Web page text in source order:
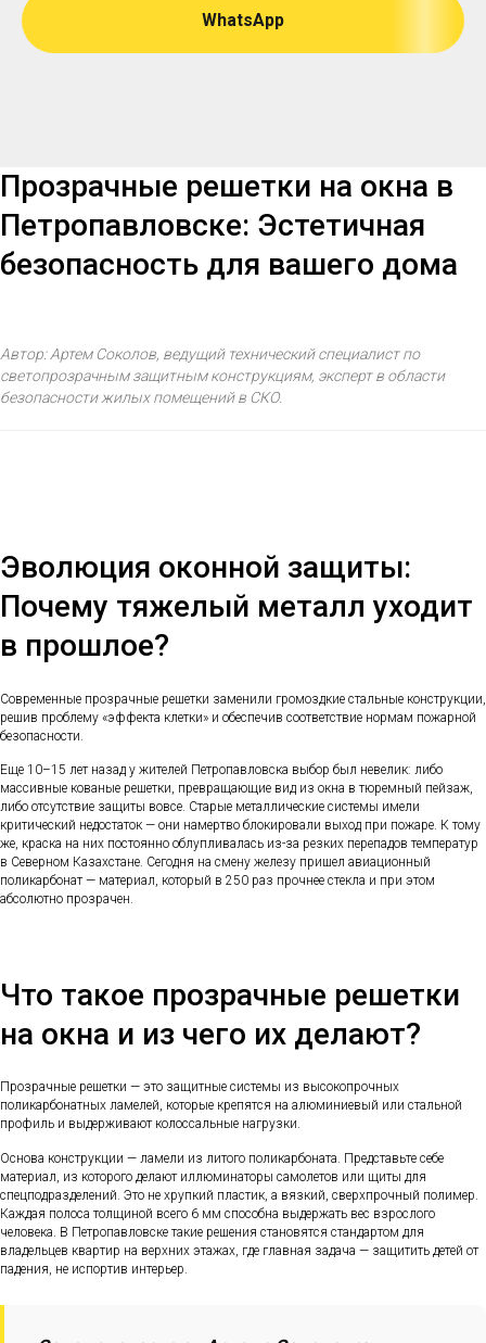
WhatsApp
Прозрачные решетки на окна в
Петропавловске: Эстетичная
безопасность для вашего дома
Автор: Артем Соколов, ведущий технический специалист по
светопрозрачным защитным конструкциям, эксперт в области
безопасности жилых помещений в СКО.
Эволюция оконной защиты:
Почему тяжелый металл уходит
в прошлое?
Современные прозрачные решетки заменили громоздкие стальные конструкции,
решив проблему «эффекта клетки» и обеспечив соответствие нормам пожарной
безопасности.
Еще 10–15 лет назад у жителей Петропавловска выбор был невелик: либо
массивные кованые решетки, превращающие вид из окна в тюремный пейзаж,
либо отсутствие защиты вовсе. Старые металлические системы имели
критический недостаток — они намертво блокировали выход при пожаре. К тому
же, краска на них постоянно облупливалась из-за резких перепадов температур
в Северном Казахстане. Сегодня на смену железу пришел авиационный
поликарбонат — материал, который в 250 раз прочнее стекла и при этом
абсолютно прозрачен.
Что такое прозрачные решетки
на окна и из чего их делают?
Прозрачные решетки — это защитные системы из высокопрочных
поликарбонатных ламелей, которые крепятся на алюминиевый или стальной
профиль и выдерживают колоссальные нагрузки.
Основа конструкции — ламели из литого поликарбоната. Представьте себе
материал, из которого делают иллюминаторы самолетов или щиты для
спецподразделений. Это не хрупкий пластик, а вязкий, сверхпрочный полимер.
Каждая полоса толщиной всего 6 мм способна выдержать вес взрослого
человека. В Петропавловске такие решения становятся стандартом для
владельцев квартир на верхних этажах, где главная задача — защитить детей от
падения, не испортив интерьер.